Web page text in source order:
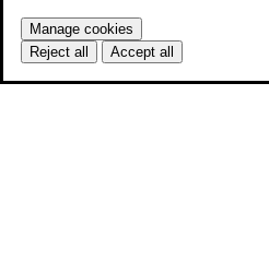
Manage cookies
Reject all
Accept all